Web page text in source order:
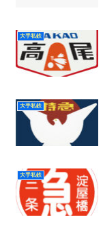
大手私鉄
大手私鉄
大手私鉄